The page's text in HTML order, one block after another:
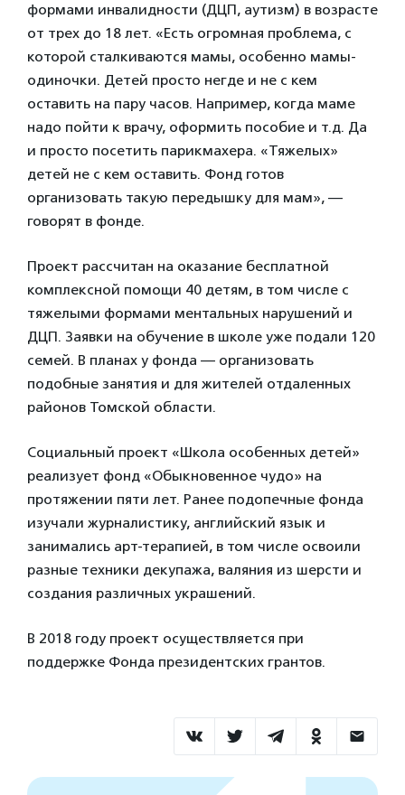
формами инвалидности (ДЦП, аутизм) в возрасте
от трех до 18 лет. «Есть огромная проблема, с
которой сталкиваются мамы, особенно мамы-
одиночки. Детей просто негде и не с кем
оставить на пару часов. Например, когда маме
надо пойти к врачу, оформить пособие и т.д. Да
и просто посетить парикмахера. «Тяжелых»
детей не с кем оставить. Фонд готов
организовать такую передышку для мам», —
говорят в фонде.
Проект рассчитан на оказание бесплатной
комплексной помощи 40 детям, в том числе с
тяжелыми формами ментальных нарушений и
ДЦП. Заявки на обучение в школе уже подали 120
семей. В планах у фонда — организовать
подобные занятия и для жителей отдаленных
районов Томской области.
Социальный проект «Школа особенных детей»
реализует фонд «Обыкновенное чудо» на
протяжении пяти лет. Ранее подопечные фонда
изучали журналистику, английский язык и
занимались арт-терапией, в том числе освоили
разные техники декупажа, валяния из шерсти и
создания различных украшений.
В 2018 году проект осуществляется при
поддержке Фонда президентских грантов.